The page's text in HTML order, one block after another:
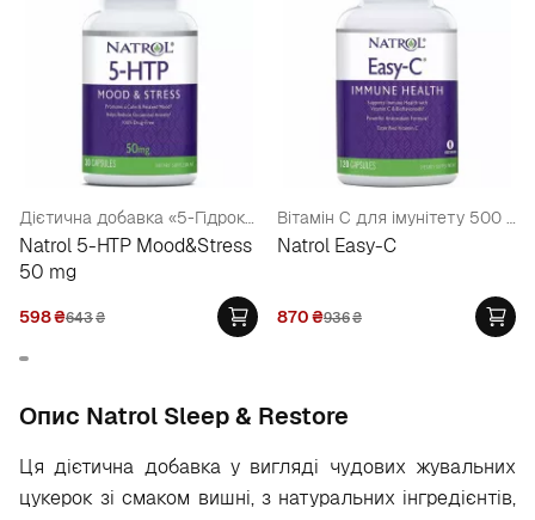
Дієтична добавка «5-Гідрокситриптофан», 50 мг
Natrol 5-HTP Mood&Stress
50 mg
598₴643₴
Вітамін С для імунітету 500 мг
Natrol Easy-C
870₴936₴
Опис Natrol Sleep & Restore
Ця дієтична добавка у вигляді чудових жувальних
цукерок зі смаком вишні, з натуральних інгредієнтів,